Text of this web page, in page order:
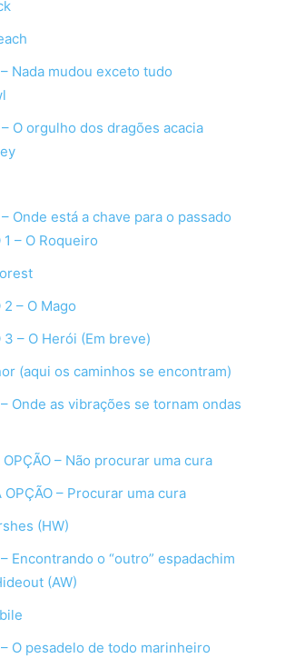
Nada mudou exceto tudo
O orgulho dos dragões acacia
Onde está a chave para o passado
1 – O Roqueiro
2 – O Mago
3 – O Herói (Em breve)
(aqui os caminhos se encontram)
Onde as vibrações se tornam ondas
OPÇÃO – Não procurar uma cura
OPÇÃO – Procurar uma cura
(HW)
Encontrando o “outro” espadachim
(AW)
O pesadelo de todo marinheiro